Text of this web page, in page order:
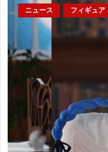
ニュース フィギュア